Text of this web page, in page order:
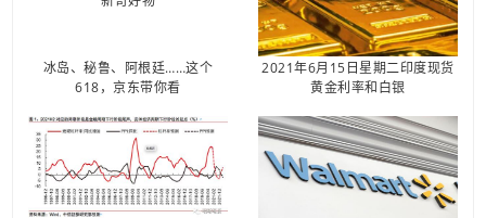
冰岛、秘鲁、阿根廷……这个
618，京东带你看
2021年6月15日星期二印度现货
黄金利率和白银